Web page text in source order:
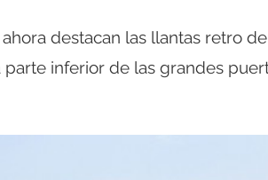
destacan las llantas retro de
inferior de las grandes